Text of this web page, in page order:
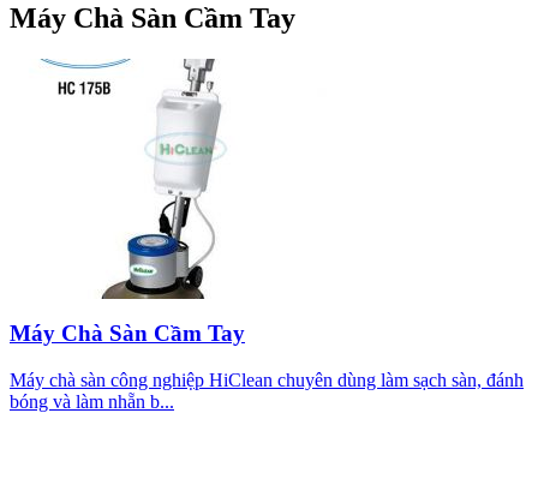
Máy Chà Sàn Cầm Tay
Máy Chà Sàn Cầm Tay
Máy chà sàn công nghiệp HiClean chuyên dùng làm sạch sàn, đánh
bóng và làm nhẵn b...